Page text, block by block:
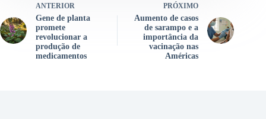
ANTERIOR
Gene de planta
promete
revolucionar a
produção de
medicamentos
PRÓXIMO
Aumento de casos
de sarampo e a
importância da
vacinação nas
Américas